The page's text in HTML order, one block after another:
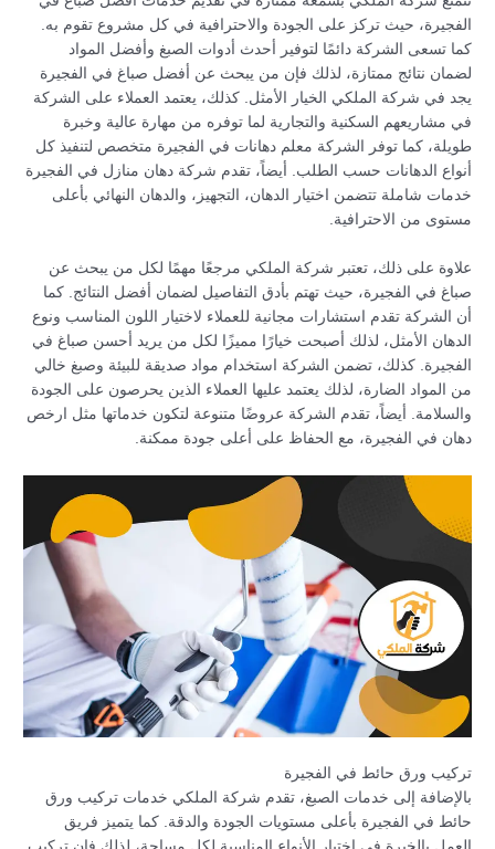
الفجيرة، حيث تركز على الجودة والاحترافية في كل مشروع تقوم به.
كما تسعى الشركة دائمًا لتوفير أحدث أدوات الصبغ وأفضل المواد
لضمان نتائج ممتازة، لذلك فإن من يبحث عن أفضل صباغ في الفجيرة
يجد في شركة الملكي الخيار الأمثل. كذلك، يعتمد العملاء على الشركة
في مشاريعهم السكنية والتجارية لما توفره من مهارة عالية وخبرة
طويلة، كما توفر الشركة معلم دهانات في الفجيرة متخصص لتنفيذ كل
أنواع الدهانات حسب الطلب. أيضاً، تقدم شركة دهان منازل في الفجيرة
خدمات شاملة تتضمن اختيار الدهان، التجهيز، والدهان النهائي بأعلى
مستوى من الاحترافية.
علاوة على ذلك، تعتبر شركة الملكي مرجعًا مهمًا لكل من يبحث عن
صباغ في الفجيرة، حيث تهتم بأدق التفاصيل لضمان أفضل النتائج. كما
أن الشركة تقدم استشارات مجانية للعملاء لاختيار اللون المناسب ونوع
الدهان الأمثل، لذلك أصبحت خيارًا مميزًا لكل من يريد أحسن صباغ في
الفجيرة. كذلك، تضمن الشركة استخدام مواد صديقة للبيئة وصبغ خالي
من المواد الضارة، لذلك يعتمد عليها العملاء الذين يحرصون على الجودة
والسلامة. أيضاً، تقدم الشركة عروضًا متنوعة لتكون خدماتها مثل ارخص
دهان في الفجيرة، مع الحفاظ على أعلى جودة ممكنة.
تركيب ورق حائط في الفجيرة
بالإضافة إلى خدمات الصبغ، تقدم شركة الملكي خدمات تركيب ورق
حائط في الفجيرة بأعلى مستويات الجودة والدقة. كما يتميز فريق